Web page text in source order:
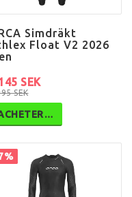
Simdräkt
Float V2 2026
SEK
SEK